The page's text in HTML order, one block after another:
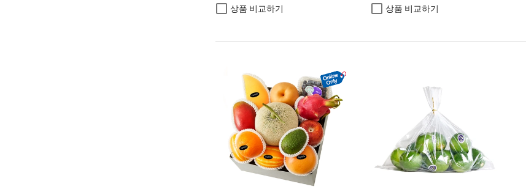
상품 비교하기 상품 비교하기